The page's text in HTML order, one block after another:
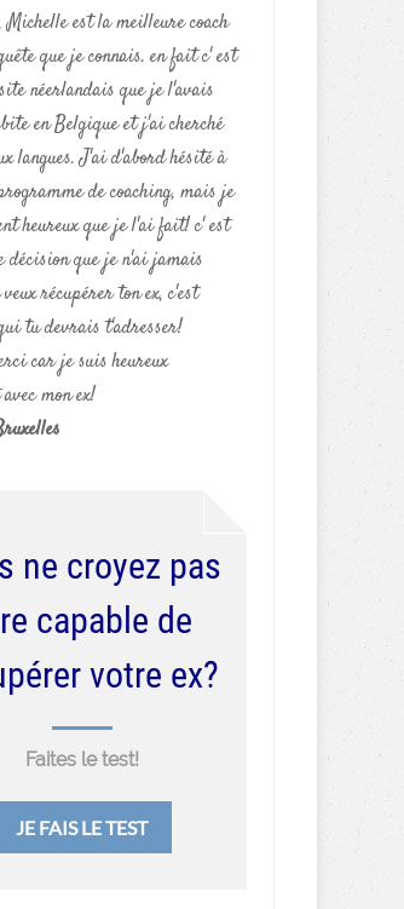
Michelle est la meilleure coach
que je connais. en fait c' est
néerlandais que je l'avais
en Belgique et j'ai cherché
langues. J'ai d'abord hésité à
de coaching, mais je
heureux que je l'ai fait! c' est
décision que je n'ai jamais
récupérer ton ex, c'est
tu devrais t'adresser!
car je suis heureux
mon ex!
ne croyez pas
capable de
votre ex?
Faites le test!
JE FAIS LE TEST